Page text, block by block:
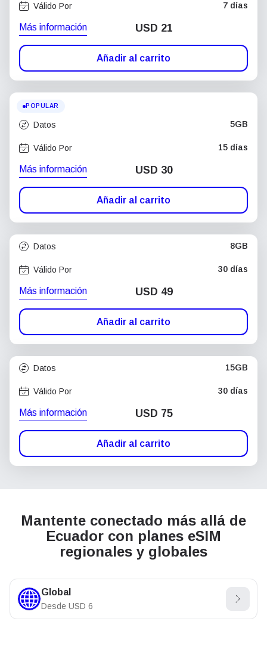
Válido Por 7 días
Más información USD 21
Añadir al carrito
POPULAR
Datos 5GB
Válido Por 15 días
Más información USD 30
Añadir al carrito
Datos 8GB
Válido Por 30 días
Más información USD 49
Añadir al carrito
Datos 15GB
Válido Por 30 días
Más información USD 75
Añadir al carrito
Mantente conectado más allá de
Ecuador con planes eSIM
regionales y globales
Global
Desde USD 6